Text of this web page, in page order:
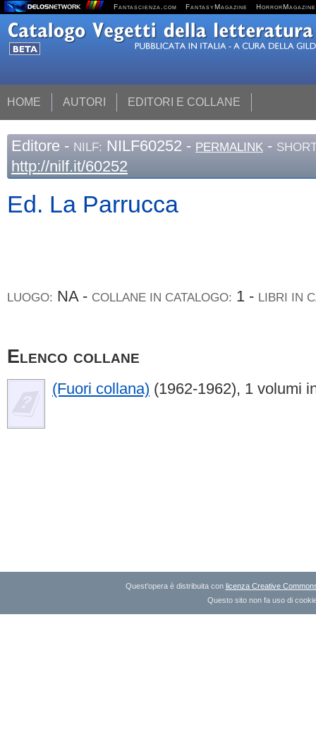
Fantascienza.com FantasyMagazine HorrorMagazine
HOME AUTORI EDITORI E COLLANE
Editore - NILF: NILF60252 - PERMALINK -
http://nilf.it/60252
Ed. La Parrucca
LUOGO: NA - COLLANE IN CATALOGO: 1 - LIBRI IN
Elenco collane
(Fuori collana) (1962-1962), 1 volumi
Quest'opera è distribuita con licenza Creative
Questo sito non fa uso di